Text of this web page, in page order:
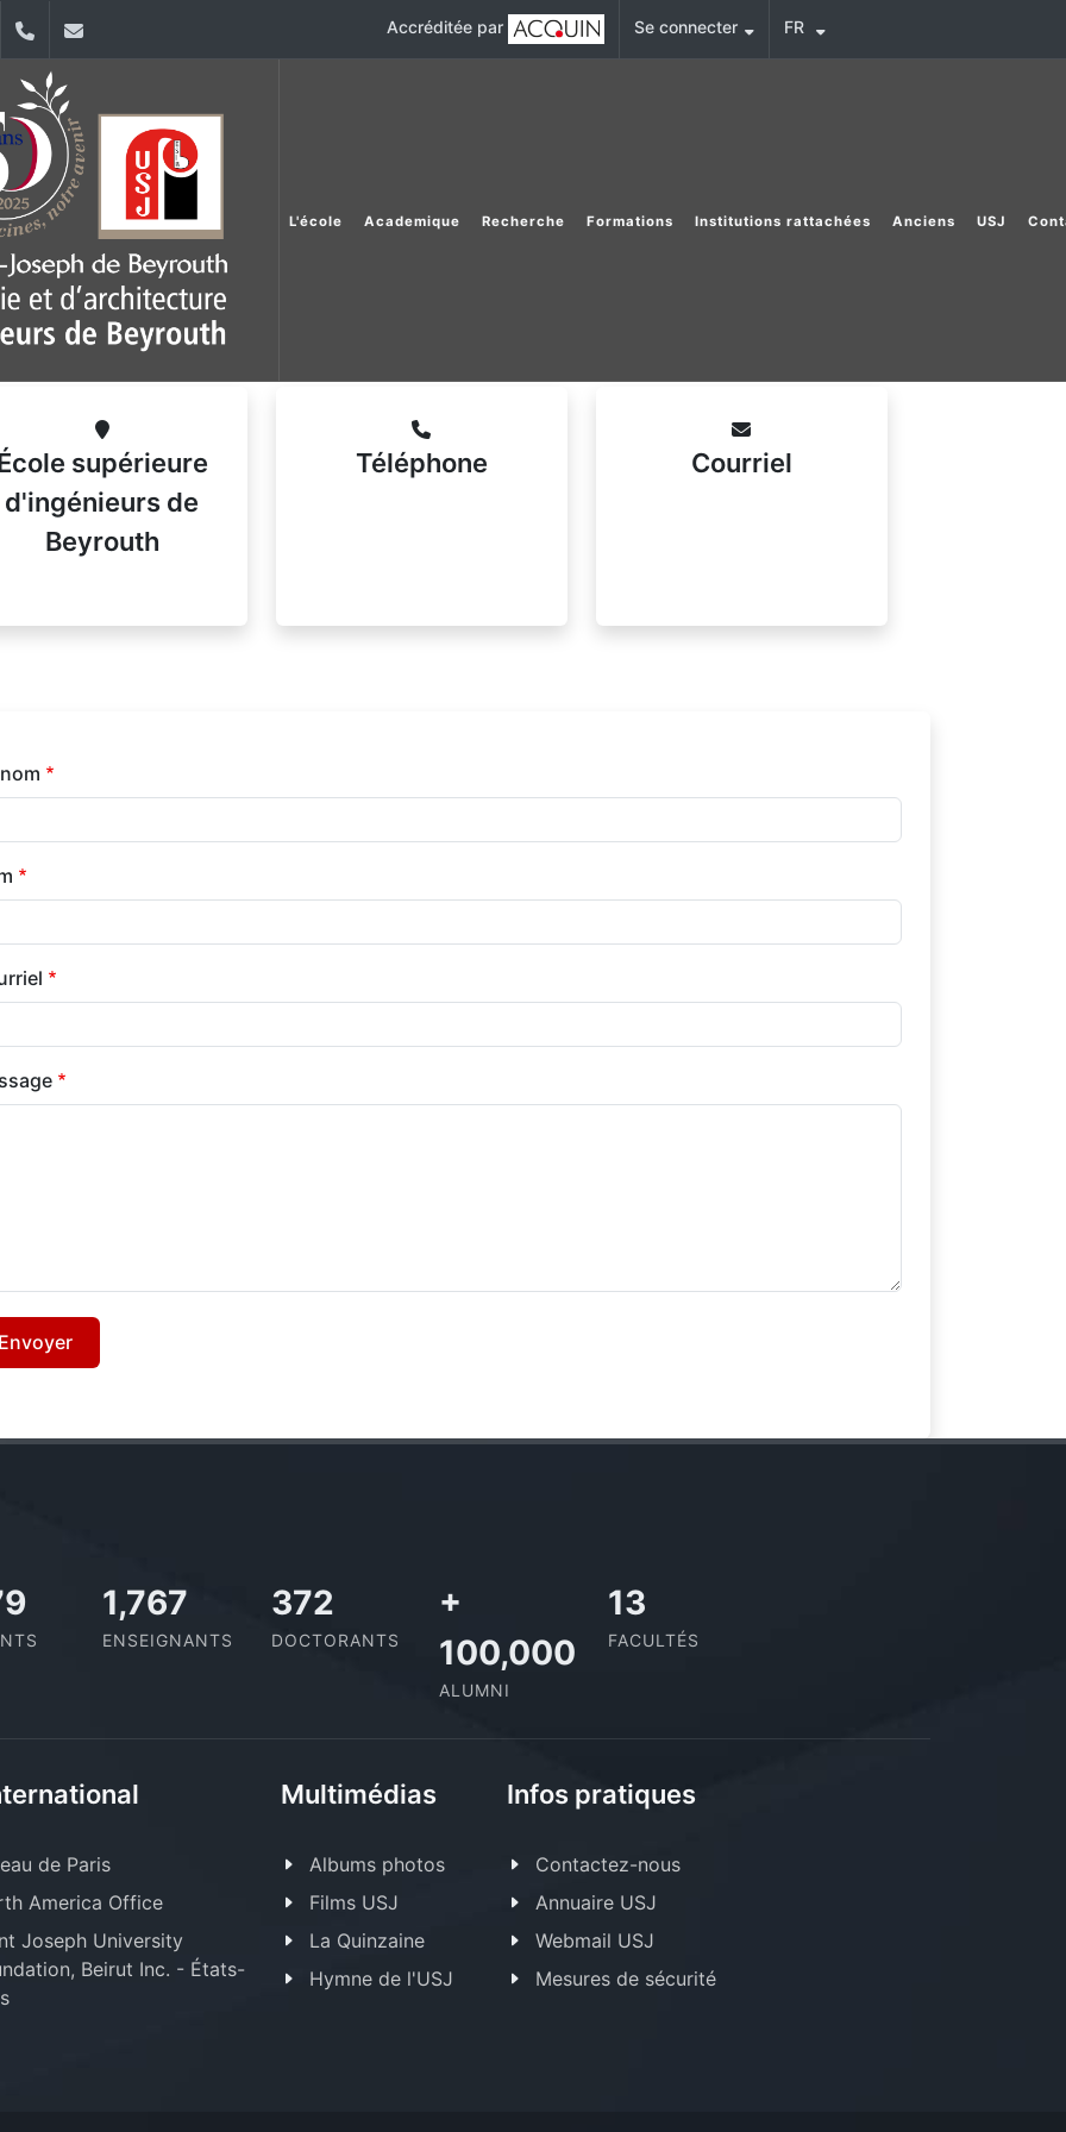
YouTube+961 (1) 421 317 Accréditée par Se connecter FR
L'école Academique Recherche Formations Institutions rattachées Anciens USJ
supérieure
d'ingénieurs de
Beyrouth
Téléphone Courriel
2,052
ENSEIGNANTS
432
DOCTORANTS
+
100,000
ALUMNI
13
FACULTÉS
de Paris
America Office
Joseph University
Beirut Inc. - États-
Multimédias
Albums photos
Films USJ
La Quinzaine
Hymne de l'USJ
Infos pratiques
Contactez-nous
Annuaire USJ
Webmail USJ
Mesures de sécurité